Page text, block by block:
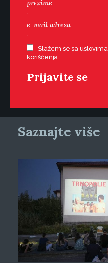
Slažem se sa uslovima
korišćenja
Saznajte više